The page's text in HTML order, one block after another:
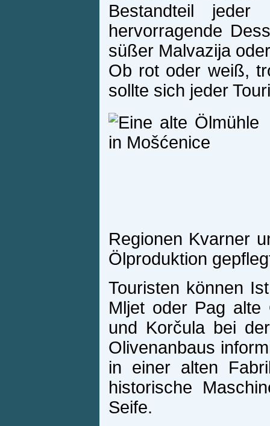
Bestandteil
hervorragende
süßer Malvazija
Ob rot oder weiß,
sollte sich jeder
Regionen Kvarner
Ölproduktion
Touristen können
Mljet oder Pag alte
und Korčula bei
Olivenanbaus
in einer alten
historische
Seife.